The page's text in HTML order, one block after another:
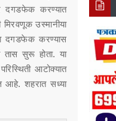
दगडफेक करण्यात
उस्मानीया
दगडफेक करण्यास
सुरू होता. या
आटोक्यात
आहे. शहरात सध्या